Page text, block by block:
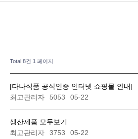
Total 8건 1 페이지
[다나식품 공식인증 인터넷 쇼핑몰 안내]
최고관리자
5053 05-22
생산제품 모두보기
최고관리자
3753 05-22